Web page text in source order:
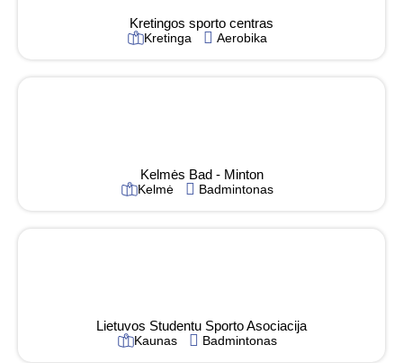
Kretingos sporto centras
Kretinga Aerobika
Kelmės Bad - Minton
Kelmė Badmintonas
Lietuvos Studentu Sporto Asociacija
Kaunas Badmintonas